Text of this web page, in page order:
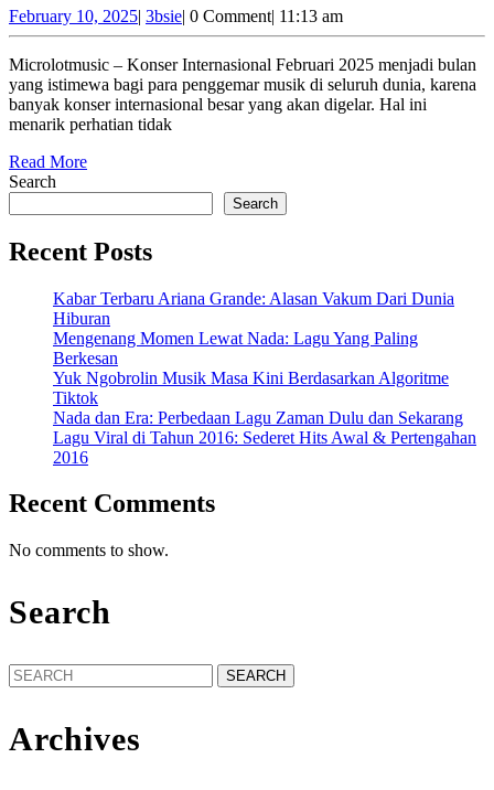
Konser
Internasional
Digelar
Februari
February 10, 2025February
10,
2025
| 3bsie3bsie
| 0 Comment| 11:13 am
Microlotmusic – Konser Internasional Februari 2025 menjadi bulan
yang istimewa bagi para penggemar musik di seluruh dunia, karena
banyak konser internasional besar yang akan digelar. Hal ini
menarik perhatian tidak
Read MoreRead
Search
Search
Recent Posts
Kabar Terbaru Ariana Grande: Alasan Vakum Dari Dunia
Hiburan
Mengenang Momen Lewat Nada: Lagu Yang Paling
Berkesan
Yuk Ngobrolin Musik Masa Kini Berdasarkan Algoritme
Tiktok
Nada dan Era: Perbedaan Lagu Zaman Dulu dan Sekarang
Lagu Viral di Tahun 2016: Sederet Hits Awal & Pertengahan
2016
Recent Comments
No comments to show.
Search
Search
for:
Archives